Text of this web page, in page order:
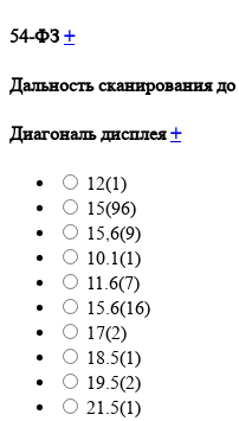
54-ФЗ +
Дальность сканирования до
Диагональ дисплея+
12(1)
15(96)
15,6(9)
10.1(1)
11.6(7)
15.6(16)
17(2)
18.5(1)
19.5(2)
21.5(1)